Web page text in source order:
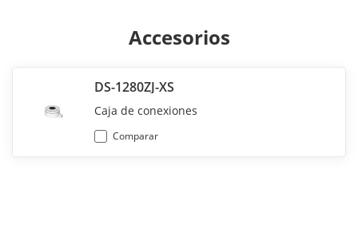
Accesorios
DS-1280ZJ-XS
Caja de conexiones
Comparar